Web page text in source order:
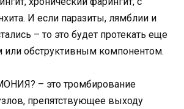
И если паразиты, лямблии и
– то это будет протекать еще
или обструктивным компонентом.
– это тромбирование
препятствующее выходу